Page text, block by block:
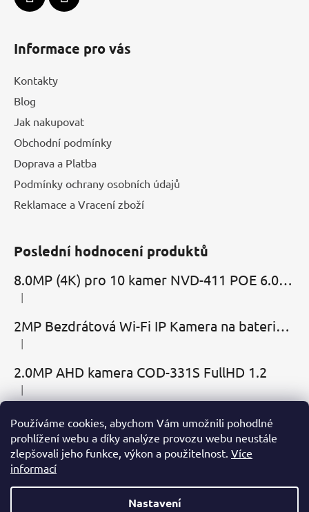
Používáme cookies, abychom Vám umožnili pohodlné
prohlížení webu a díky analýze provozu webu neustále
zlepšovali jeho funkce, výkon a použitelnost. Více
informací
Nastavení
Informace pro vás
Kontakty
Blog
Jak nakupovat
Obchodní podmínky
Doprava a Platba
Podmínky ochrany osobních údajů
Reklamace a Vracení zboží
Poslední hodnocení produktů
8.0MP (4K) pro 10 kamer NVD-411 POE 6.0 Cloud
Hodnocení produktu je 5 z 5 hvězdiček.
|
2MP Bezdrátová Wi-Fi IP Kamera na baterie MBC-Cubic s mikrofonem, reproduktorem a slotem microSD
Hodnocení produktu je 2 z 5 hvězdiček.
|
2.0MP AHD kamera COD-331S FullHD 1.2
Hodnocení produktu je 5 z 5 hvězdiček.
|
Přijímáme online platby